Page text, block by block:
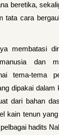
beretika,
tata cara
membatasi
dan
tema-tema
dipakai dalam
dari bahan
kain tenun
hadits